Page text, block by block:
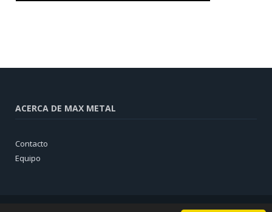
ACERCA DE MAX METAL
Contacto
Equipo